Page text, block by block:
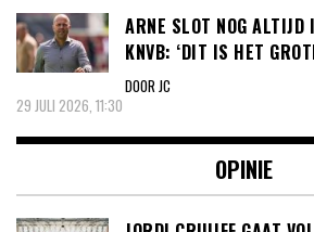
ARNE SLOT NOG ALTIJD
KNVB: ‘DIT IS HET
DOOR JC
29 JULI 2026, 11:30
OPINIE